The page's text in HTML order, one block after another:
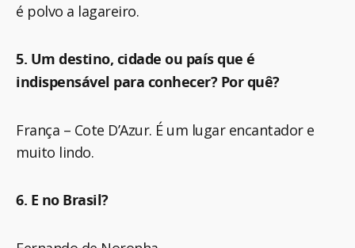
é polvo a lagareiro.
5. Um destino, cidade ou país que é
indispensável para conhecer? Por quê?
França – Cote D’Azur. É um lugar encantador e
muito lindo.
6. E no Brasil?